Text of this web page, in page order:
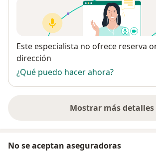
Disponibilidad
Este especialista no ofrece reserva
dirección
¿Qué puedo hacer ahora?
Mostrar más detalles
sobre la
No se aceptan aseguradoras